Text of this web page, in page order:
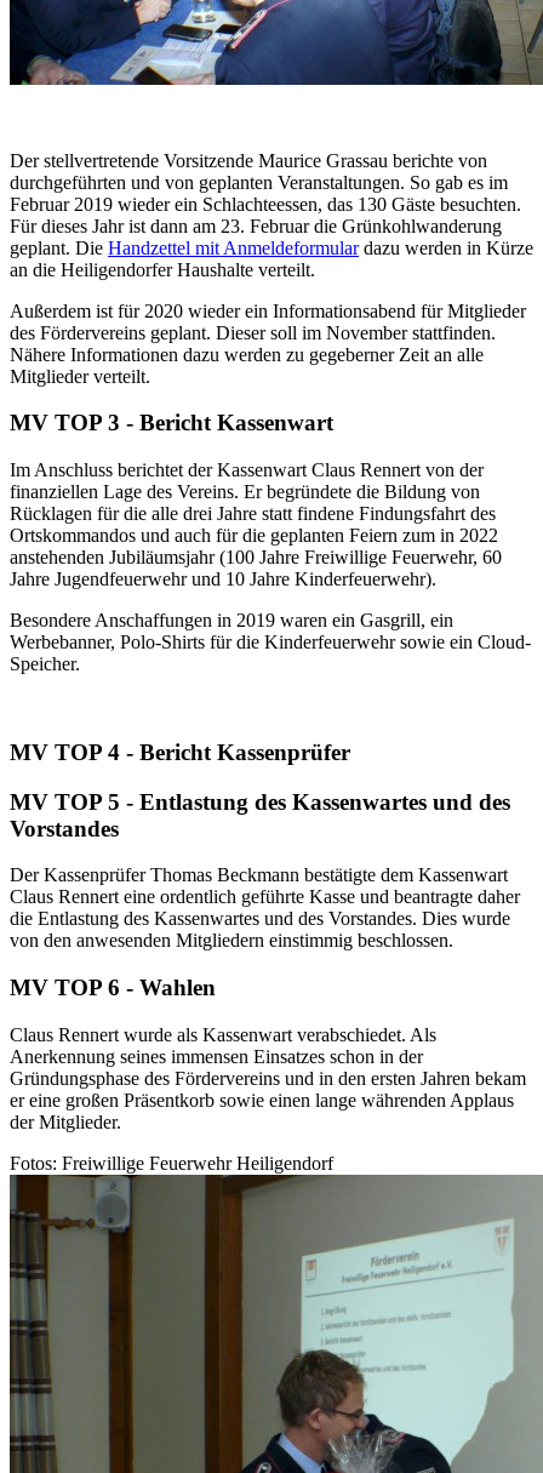
Der stellvertretende Vorsitzende Maurice Grassau berichte von
durchgeführten und von geplanten Veranstaltungen. So gab es im
Februar 2019 wieder ein Schlachteessen, das 130 Gäste besuchten.
Für dieses Jahr ist dann am 23. Februar die Grünkohlwanderung
geplant. Die Handzettel mit Anmeldeformulardazu werden in Kürze
an die Heiligendorfer Haushalte verteilt.
Außerdem ist für 2020 wieder ein Informationsabend für Mitglieder
des Fördervereins geplant. Dieser soll im November stattfinden.
Nähere Informationen dazu werden zu gegeberner Zeit an alle
Mitglieder verteilt.
MV TOP 3 - Bericht Kassenwart
Im Anschluss berichtet der Kassenwart Claus Rennert von der
finanziellen Lage des Vereins. Er begründete die Bildung von
Rücklagen für die alle drei Jahre statt findene Findungsfahrt des
Ortskommandos und auch für die geplanten Feiern zum in 2022
anstehenden Jubiläumsjahr (100 Jahre Freiwillige Feuerwehr, 60
Jahre Jugendfeuerwehr und 10 Jahre Kinderfeuerwehr).
Besondere Anschaffungen in 2019 waren ein Gasgrill, ein
Werbebanner, Polo-Shirts für die Kinderfeuerwehr sowie ein Cloud-
Speicher.
MV TOP 4 - Bericht Kassenprüfer
MV TOP 5 - Entlastung des Kassenwartes und des
Vorstandes
Der Kassenprüfer Thomas Beckmann bestätigte dem Kassenwart
Claus Rennert eine ordentlich geführte Kasse und beantragte daher
die Entlastung des Kassenwartes und des Vorstandes. Dies wurde
von den anwesenden Mitgliedern einstimmig beschlossen.
MV TOP 6 - Wahlen
Claus Rennert wurde als Kassenwart verabschiedet. Als
Anerkennung seines immensen Einsatzes schon in der
Gründungsphase des Fördervereins und in den ersten Jahren bekam
er eine großen Präsentkorb sowie einen lange währenden Applaus
der Mitglieder.
Fotos: Freiwillige Feuerwehr Heiligendorf